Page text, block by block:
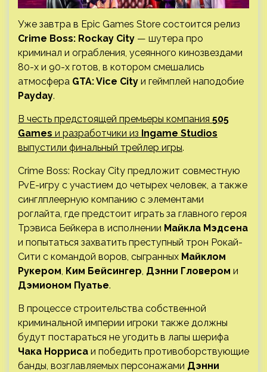
Уже завтра в Epic Games Store состоится релиз
Crime Boss: Rockay City — шутера про
криминал и ограбления, усеянного кинозвездами
80-х и 90-х готов, в котором смешались
атмосфера GTA: Vice City и геймплей наподобие
Payday.
В честь предстоящей премьеры компания 505
Games и разработчики из Ingame Studios
выпустили финальный трейлер игры.
Crime Boss: Rockay City предложит совместную
PvE-игру с участием до четырех человек, а также
синглплеерную компанию с элементами
роглайта, где предстоит играть за главного героя
Трэвиса Бейкера в исполнении Майкла Мэдсена
и попытаться захватить преступный трон Рокай-
Сити с командой воров, сыгранных Майклом
Рукером, Ким Бейсингер, Дэнни Гловером и
Дэмионом Пуатье.
В процессе строительства собственной
криминальной империи игроки также должны
будут постараться не угодить в лапы шерифа
Чака Норриса и победить противоборствующие
банды, возглавляемых персонажами Дэнни